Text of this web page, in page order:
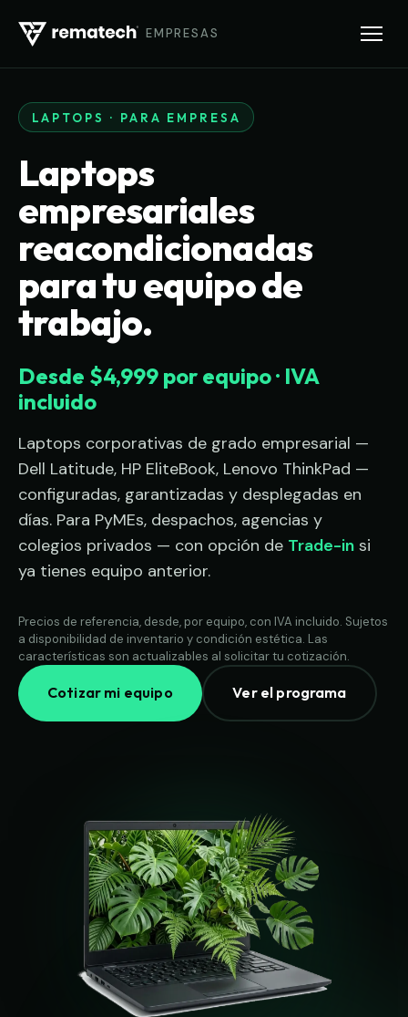
EMPRESAS
LAPTOPS · PARA EMPRESA
Laptops
empresariales
reacondicionadas
para tu equipo de
trabajo.
Desde $4,999 por equipo · IVA
incluido
Laptops corporativas de grado empresarial —
Dell Latitude, HP EliteBook, Lenovo ThinkPad —
configuradas, garantizadas y desplegadas en
días. Para PyMEs, despachos, agencias y
colegios privados — con opción de Trade-in si
ya tienes equipo anterior.
Precios de referencia, desde, por equipo, con IVA incluido. Sujetos
a disponibilidad de inventario y condición estética. Las
características son actualizables al solicitar tu cotización.
Cotizar mi equipo Ver el programa